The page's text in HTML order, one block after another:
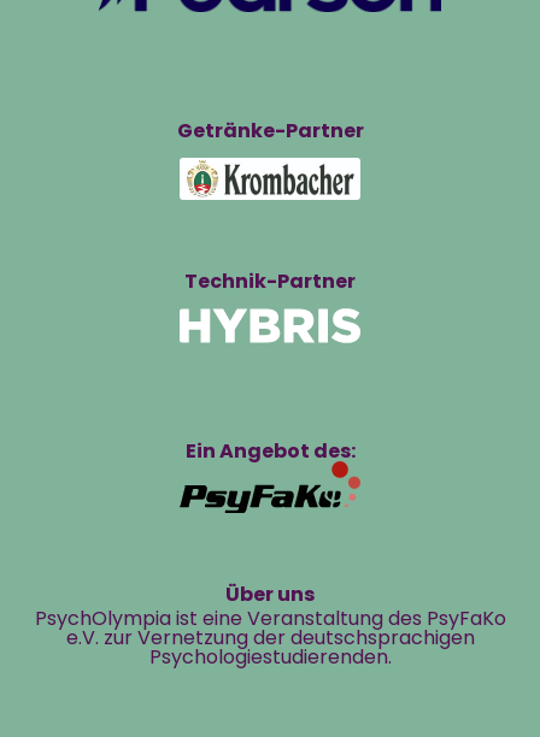
Getränke-Partner
Technik-Partner
Ein Angebot des:
Über uns
PsychOlympia ist eine Veranstaltung des PsyFaKo
e.V. zur Vernetzung der deutschsprachigen
Psychologiestudierenden.